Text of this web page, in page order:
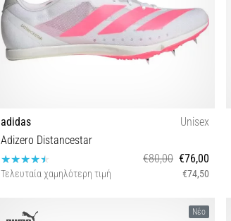
adidas
Unisex
Adizero Distancestar
€80,00 €76,00
Τελευταία χαμηλότερη τιμή €74,50
36 36⅔ 37⅓ 38 38⅔ 39⅓ 40 40⅔ 41⅓ 42 42⅔Νέο